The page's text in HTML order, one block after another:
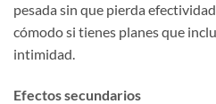
pesada sin que pierda
cómodo si tienes planes que
intimidad.
Efectos secundarios